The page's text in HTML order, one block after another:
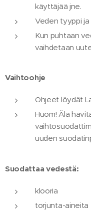
käyttäjää jne.
Veden tyyppi
Kun puhtaan
vaihdetaan
Vaihtoohje
Ohjeet löydät
Huom! Älä
uuden
Suodattaa vedestä:
klooria
torjunta-aineita